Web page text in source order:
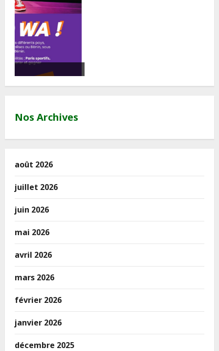
Nos Archives
août 2026
juillet 2026
juin 2026
mai 2026
avril 2026
mars 2026
février 2026
janvier 2026
décembre 2025